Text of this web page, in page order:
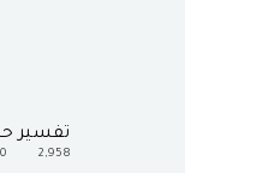
تفسير
2,958